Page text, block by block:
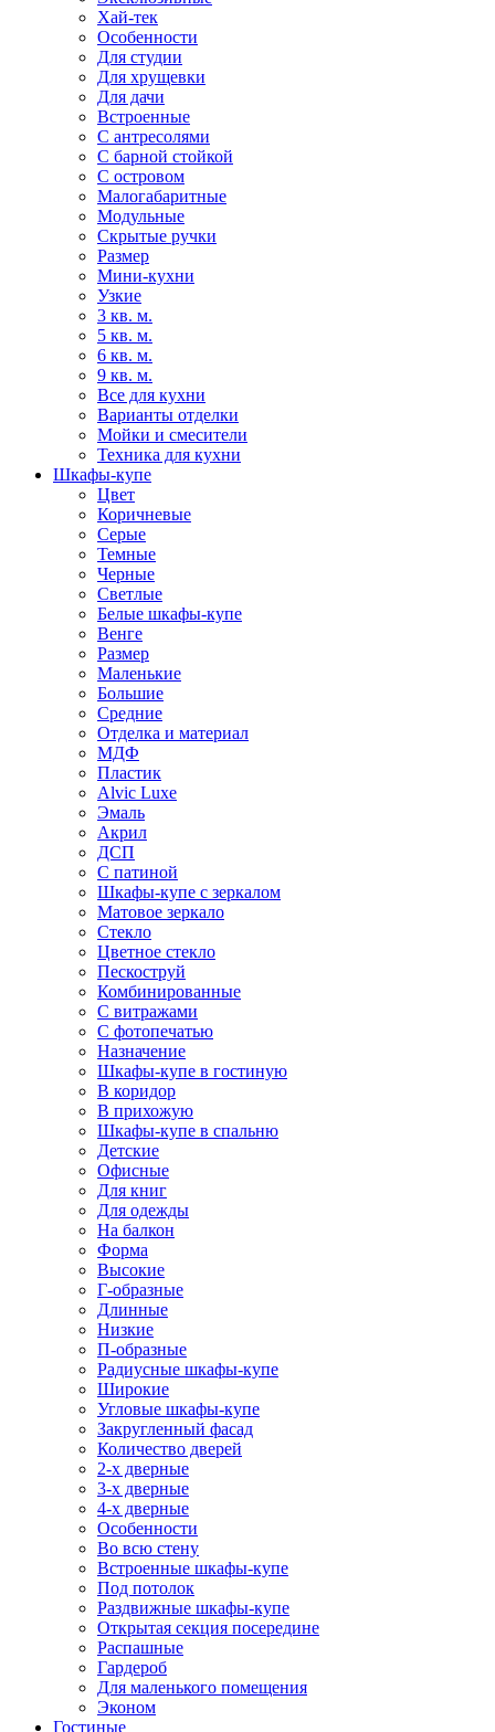
Хай-тек
Особенности
Для студии
Для хрущевки
Для дачи
Встроенные
С антресолями
С барной стойкой
С островом
Малогабаритные
Модульные
Скрытые ручки
Размер
Мини-кухни
Узкие
3 кв. м.
5 кв. м.
6 кв. м.
9 кв. м.
Все для кухни
Варианты отделки
Мойки и смесители
Техника для кухни
Шкафы-купе
Цвет
Коричневые
Серые
Темные
Черные
Светлые
Белые шкафы-купе
Венге
Размер
Маленькие
Большие
Средние
Отделка и материал
МДФ
Пластик
Alvic Luxe
Эмаль
Акрил
ДСП
С патиной
Шкафы-купе с зеркалом
Матовое зеркало
Стекло
Цветное стекло
Пескоструй
Комбинированные
С витражами
С фотопечатью
Назначение
Шкафы-купе в гостиную
В коридор
В прихожую
Шкафы-купе в спальню
Детские
Офисные
Для книг
Для одежды
На балкон
Форма
Высокие
Г-образные
Длинные
Низкие
П-образные
Радиусные шкафы-купе
Широкие
Угловые шкафы-купе
Закругленный фасад
Количество дверей
2-х дверные
3-х дверные
4-х дверные
Особенности
Во всю стену
Встроенные шкафы-купе
Под потолок
Раздвижные шкафы-купе
Открытая секция посередине
Распашные
Гардероб
Для маленького помещения
Эконом
Гостиные